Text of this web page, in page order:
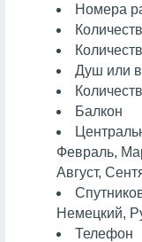
Номера
Душ или
Балкон
Февраль,
Август,
Немецкий,
Телефон